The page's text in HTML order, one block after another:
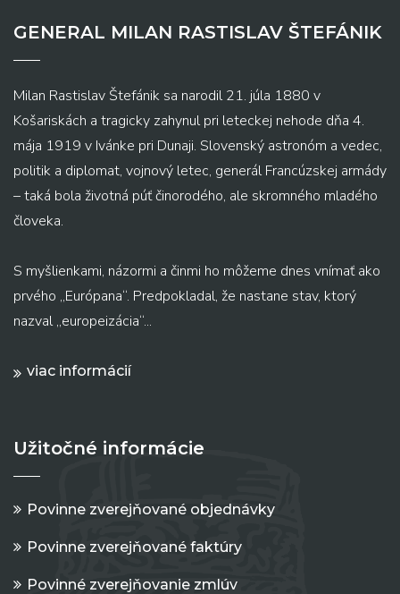
GENERAL MILAN RASTISLAV ŠTEFÁNIK
Milan Rastislav Štefánik sa narodil 21. júla 1880 v
Košariskách a tragicky zahynul pri leteckej nehode dňa 4.
mája 1919 v Ivánke pri Dunaji. Slovenský astronóm a vedec,
politik a diplomat, vojnový letec, generál Francúzskej armády
– taká bola životná púť činorodého, ale skromného mladého
človeka.
S myšlienkami, názormi a činmi ho môžeme dnes vnímať ako
prvého „Európana“. Predpokladal, že nastane stav, ktorý
nazval „europeizácia“...
viac informácií
Užitočné informácie
Povinne zverejňované objednávky
Povinne zverejňované faktúry
Povinné zverejňovanie zmlúv